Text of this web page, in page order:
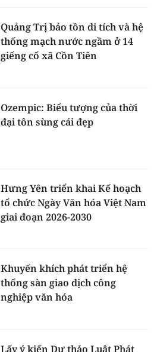
Quảng Trị bảo tồn di tích và hệ
thống mạch nước ngầm ở 14
giếng cổ xã Cồn Tiên
Ozempic: Biểu tượng của thời
đại tôn sùng cái đẹp
Hưng Yên triển khai Kế hoạch
tổ chức Ngày Văn hóa Việt Nam
giai đoạn 2026-2030
Khuyến khích phát triển hệ
thống sàn giao dịch công
nghiệp văn hóa
Lấy ý kiến Dự thảo Luật Phát